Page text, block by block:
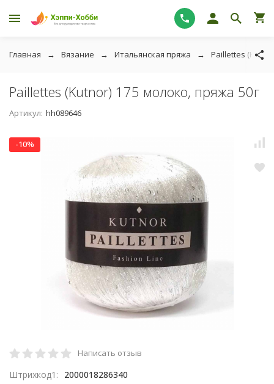
Главная Вязание Итальянская пряжа Paillettes
Paillettes (Kutnor) 175 молоко, пряжа 50г
Артикул: hh089646
-10%
Написать отзыв
Штрихкод1:
2000018286340